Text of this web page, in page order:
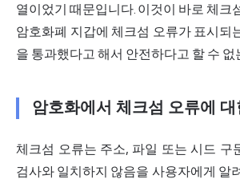
열이었기 때문입니다. 이것이 바로 체크
암호화폐 지갑에 체크섬 오류가 표시되
을 통과했다고 해서 안전하다고 할 수 없
암호화에서 체크섬 오류에
체크섬 오류는 주소, 파일 또는시드 구
검사와 일치하지 않음을 사용자에게 알